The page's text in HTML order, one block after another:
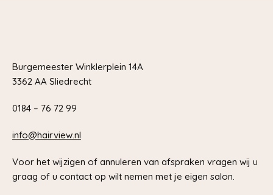
Burgemeester Winklerplein 14A
3362 AA Sliedrecht
0184 – 76 72 99
info@hairview.nl
Voor het wijzigen of annuleren van afspraken vragen wij u
graag of u contact op wilt nemen met je eigen salon.